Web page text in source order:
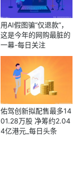
用AI假图骗“仅退款”，
这是今年的网购最脏的
一幕-每日关注
佑驾创新拟配售最多14
01.28万股 净筹约2.04
4亿港元_每日头条